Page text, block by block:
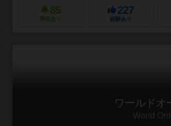
85
興味あり
227
経験あり
ワールドオ
World